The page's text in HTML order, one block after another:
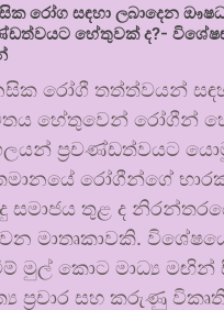
රෝග සඳහා ලබාදෙන
හේතුවක් ද?-
රෝගී තත්ත්වයන්
හේතුවෙන් රෝගීන්
ප්‍රචණ්ඩත්වයට
රෝගීන්ගේ
සමාජය තුළ ද
මාතෘකාවකි.
මුල් කොට මාධ්‍ය මඟින්
ප්‍රචාර සහ කරුණු